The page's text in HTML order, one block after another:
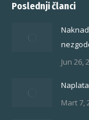
Poslednji članci
Jun 26,
Mart 7,